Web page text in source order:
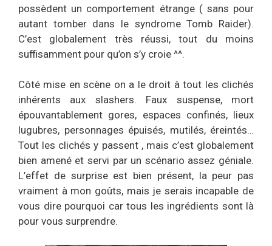
possèdent un comportement étrange ( sans pour
autant tomber dans le syndrome Tomb Raider).
C’est globalement très réussi, tout du moins
suffisamment pour qu’on s’y croie ^^.
Côté mise en scène on a le droit à tout les clichés
inhérents aux slashers. Faux suspense, mort
épouvantablement gores, espaces confinés, lieux
lugubres, personnages épuisés, mutilés, éreintés…
Tout les clichés y passent , mais c’est globalement
bien amené et servi par un scénario assez géniale.
L’effet de surprise est bien présent, la peur pas
vraiment à mon goûts, mais je serais incapable de
vous dire pourquoi car tous les ingrédients sont là
pour vous surprendre.